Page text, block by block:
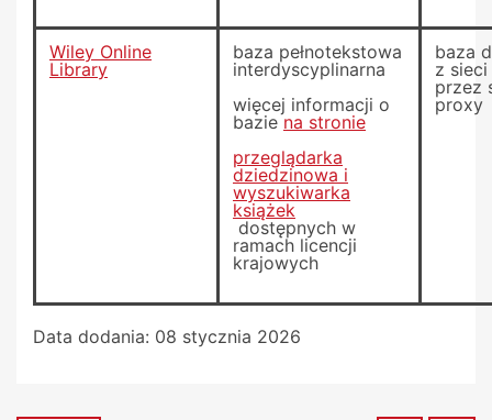
Wiley Online
Library
baza pełnotekstowa
interdyscyplinarna
więcej informacji o
baziena stronie
przeglądarka
dziedzinowa i
wyszukiwarka
książek
dostępnych w
ramach licencji
krajowych
baza
z
przez
proxy
Data dodania: 08 stycznia 2026